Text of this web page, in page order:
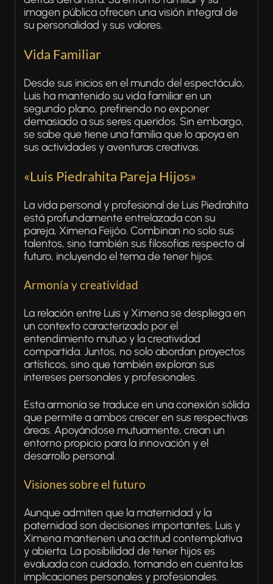
imagen pública ofrecen una visión integral de
su personalidad y sus valores.
Vida Familiar
Desde sus inicios en el mundo del espectáculo,
Luis ha mantenido su vida familiar en un
segundo plano, prefiriendo no exponer
demasiado a sus seres queridos. Sin embargo,
se sabe que tiene una familia que lo apoya en
sus actividades y aventuras creativas.
«Luis Piedrahita Pareja Hijos»
La vida personal y profesional de Luis Piedrahíta
está profundamente entrelazada con su
pareja, Ximena Feijóo. Combinan no solo sus
talentos, sino también sus filosofías respecto al
futuro, incluyendo el tema de tener hijos.
Armonía y creatividad
La relación entre Luis y Ximena se despliega en
un contexto caracterizado por el
entendimiento mutuo y la creatividad
compartida. Juntos, no solo abordan proyectos
artísticos, sino que también exploran sus
intereses personales y profesionales.
Esta armonía se traduce en una conexión sólida
que permite a ambos crecer en sus respectivas
áreas. Apoyándose mutuamente, crean un
entorno propicio para la innovación y el
desarrollo personal.
Visiones sobre el futuro
Aunque admiten que la maternidad y la
paternidad son decisiones importantes, Luis y
Ximena mantienen una actitud contemplativa
y abierta. La posibilidad de tener hijos es
evaluada con cuidado, tomando en cuenta las
implicaciones personales y profesionales.